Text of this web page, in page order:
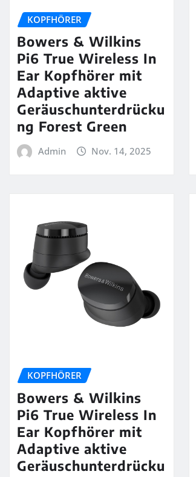
KOPFHÖRER
Bowers & Wilkins
Pi6 True Wireless In
Ear Kopfhörer mit
Adaptive aktive
Geräuschunterdrücku
ng Forest Green
Admin Nov. 14, 2025
KOPFHÖRER
Bowers & Wilkins
Pi6 True Wireless In
Ear Kopfhörer mit
Adaptive aktive
Geräuschunterdrücku